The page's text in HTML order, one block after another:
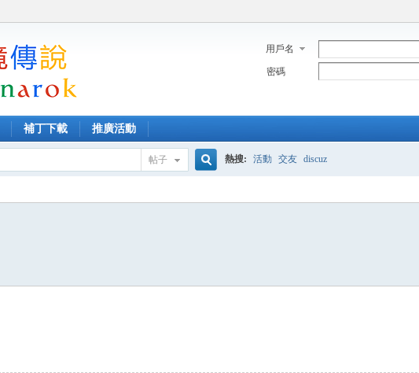
用戶名
密碼
補丁下載 推廣活動
帖子 熱搜: 活動 交友 discuz